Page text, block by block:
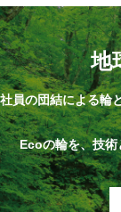
地
社員の団結による輪
Ecoの輪を、技術